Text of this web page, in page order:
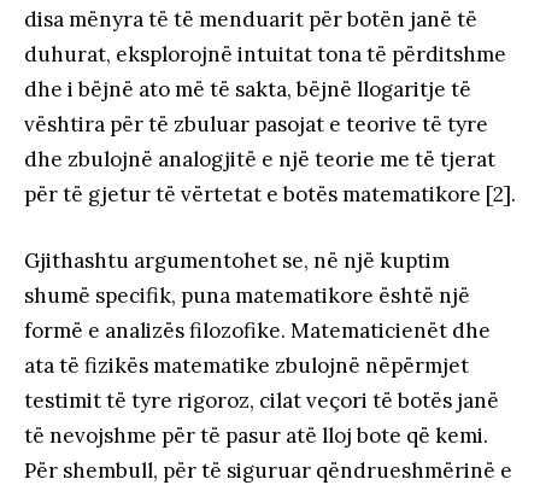
disa mënyra të të menduarit për botën janë të
duhurat, eksplorojnë intuitat tona të përditshme
dhe i bëjnë ato më të sakta, bëjnë llogaritje të
vështira për të zbuluar pasojat e teorive të tyre
dhe zbulojnë analogjitë e një teorie me të tjerat
për të gjetur të vërtetat e botës matematikore [2].
Gjithashtu argumentohet se, në një kuptim
shumë specifik, puna matematikore është një
formë e analizës filozofike. Matematicienët dhe
ata të fizikës matematike zbulojnë nëpërmjet
testimit të tyre rigoroz, cilat veçori të botës janë
të nevojshme për të pasur atë lloj bote që kemi.
Për shembull, për të siguruar qëndrueshmërinë e